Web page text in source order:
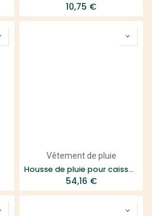
10,75 €
Vêtement de pluie
Housse de pluie pour caisse (OK pour Winora F.U.B 2W)
54,16 €